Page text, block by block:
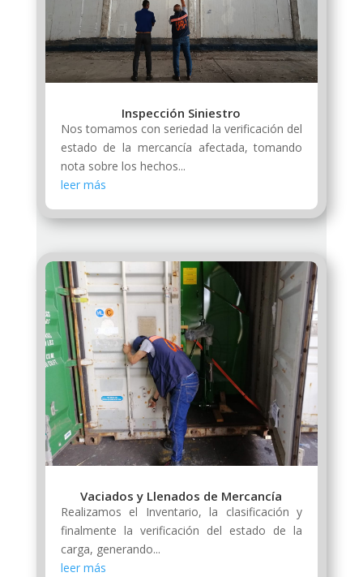
Inspección Siniestro
Nos tomamos con seriedad la verificación del
estado de la mercancía afectada, tomando
nota sobre los hechos...
leer más
Vaciados y Llenados de Mercancía
Realizamos el Inventario, la clasificación y
finalmente la verificación del estado de la
carga, generando...
leer más